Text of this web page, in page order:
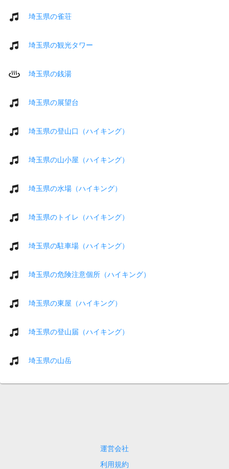
埼玉県の雀荘
埼玉県の観光タワー
埼玉県の銭湯
埼玉県の展望台
埼玉県の登山口（ハイキング）
埼玉県の山小屋（ハイキング）
埼玉県の水場（ハイキング）
埼玉県のトイレ（ハイキング）
埼玉県の駐車場（ハイキング）
埼玉県の危険注意個所（ハイキング）
埼玉県の東屋（ハイキング）
埼玉県の登山届（ハイキング）
埼玉県の山岳
運営会社
利用規約